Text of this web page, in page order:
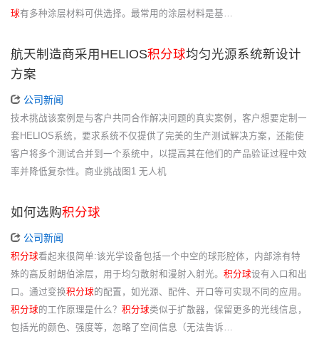
球有多种涂层材料可供选择。最常用的涂层材料是基…
航天制造商采用HELIOS积分球均匀光源系统新设计
方案
公司新闻
技术挑战该案例是与客户共同合作解决问题的真实案例，客户想要定制一
套HELIOS系统，要求系统不仅提供了完美的生产测试解决方案，还能使
客户将多个测试合并到一个系统中，以提高其在他们的产品验证过程中效
率并降低复杂性。商业挑战图1 无人机
如何选购积分球
公司新闻
积分球看起来很简单:该光学设备包括一个中空的球形腔体，内部涂有特
殊的高反射朗伯涂层，用于均匀散射和漫射入射光。 积分球设有入口和出
口。通过变换积分球 的配置，如光源、配件、开口等可实现不同的应用。
积分球 的工作原理是什么？ 积分球类似于扩散器，保留更多的光线信息，
包括光的颜色、强度等，忽略了空间信息（无法告诉…